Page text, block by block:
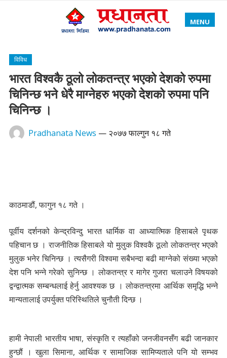
MENU
विविध
भारत विश्वकै ठूलो लोकतन्त्र भएको देशको रुपमा
चिनिन्छ भने धेरै माग्नेहरु भएको देशको रुपमा पनि
चिनिन्छ ।
Pradhanata News — २०७७ फाल्गुन १८ गते
काठमाडौं, फागुन १८ गते ।
पूर्वीय दर्शनको केन्द्रविन्दु भारत धार्मिक वा आध्यात्मिक हिसाबले पृथक
पहिचान छ । राजनीतिक हिसाबले यो मुलुक विश्वकै ठूलो लोकतन्त्र भएको
मुलुक भनेर चिनिन्छ । त्यसैगरी विश्वमा सबैभन्दा बढी माग्नेको संख्या भएको
देश पनि भन्ने गरेको सुनिन्छ । लोकतन्त्र र मागेर गुजरा चलाउने विषयको
द्वन्द्वात्मक सम्बन्धलाई हेर्नु आवश्यक छ । लोकतन्त्रमा आर्थिक समृद्धि भन्ने
मान्यतालाई उपर्युक्त परिस्थितिले चुनौती दिन्छ ।
हामी नेपाली भारतीय भाषा, संस्कृति र त्यहाँको जनजीवनसँग बढी जानकार
हुन्छौं । खुला सिमाना, आर्थिक र सामाजिक सामिप्यताले पनि यो सम्भव